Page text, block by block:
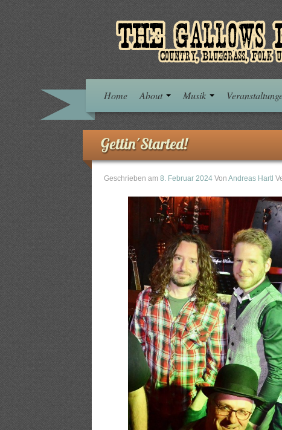
Home About Musik
Gettin´Started!
Geschrieben am 8. Februar 2024 Von Andreas Hartl